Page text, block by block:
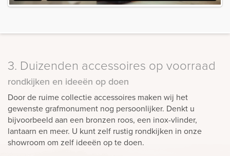
3. Duizenden accessoires op voorraad
rondkijken en ideeën op doen
Door de ruime collectie accessoires maken wij het
gewenste grafmonument nog persoonlijker. Denkt u
bijvoorbeeld aan een bronzen roos, een inox-vlinder,
lantaarn en meer. U kunt zelf rustig rondkijken in onze
showroom om zelf ideeën op te doen.